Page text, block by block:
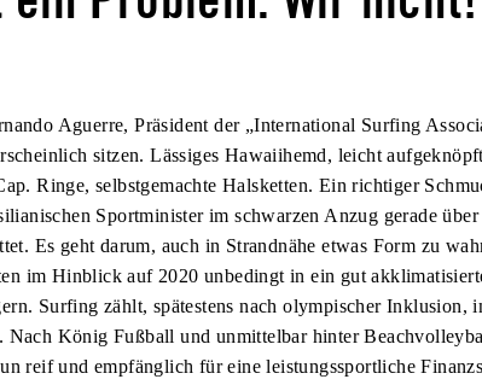
Aguerre, Präsident der „International Surfing
sitzen. Lässiges Hawaiihemd, leicht
Ringe, selbstgemachte Halsketten. Ein richtiger
Sportminister im schwarzen Anzug gerade über
Es geht darum, auch in Strandnähe etwas Form zu
im Hinblick auf 2020 unbedingt in ein gut
Surfing zählt, spätestens nach olympischer Inklusion,
Nach König Fußball und unmittelbar hinter
reif und empfänglich für eine leistungssportliche